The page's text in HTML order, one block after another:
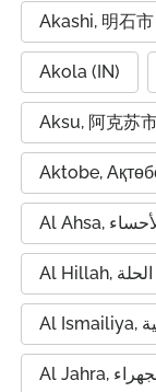
Akashi, 明石市
Akola (IN)
Aksu, 阿克苏
Aktobe,